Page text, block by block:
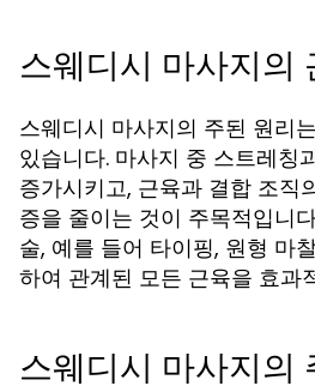
스웨디시 마사지의
스웨디시 마사지의 주된 원리
있습니다. 마사지 중 스트레칭
증가시키고, 근육과 결합 조직
증을 줄이는 것이 주목적입니
술, 예를 들어 타이핑, 원형 마
하여 관계된 모든 근육을 효과
스웨디시 마사지의